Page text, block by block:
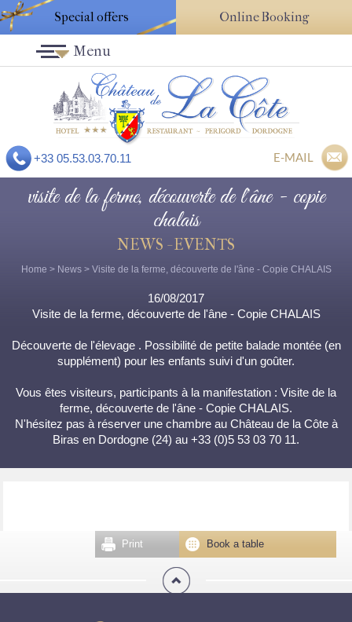
Special offers Online Booking
+33 05.53.03.70.11 E-MAIL
Menu
visite de la ferme, découverte de l'âne - copie
chalais
NEWS - EVENTS
Home > News> Visite de la ferme, découverte de l'âne - Copie CHALAIS
16/08/2017
Visite de la ferme, découverte de l'âne - Copie CHALAIS
Découverte de l'élevage . Possibilité de petite balade montée (en
supplément) pour les enfants suivi d'un goûter.
Vous êtes visiteurs, participants à la manifestation : Visite de la
ferme, découverte de l'âne - Copie CHALAIS.
N'hésitez pas à réserver une chambre au Château de la Côte à
Biras en Dordogne (24) au +33 (0)5 53 03 70 11.
Book a table
Print